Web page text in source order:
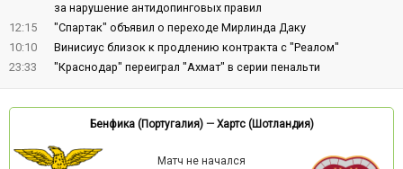
за нарушение антидопинговых правил
12:15
"Спартак" объявил о переходе Мирлинда Даку
10:10
Винисиус близок к продлению контракта с "Реалом"
23:33
"Краснодар" переиграл "Ахмат" в серии пенальти
Бенфика (Португалия)— Хартс (Шотландия)
Матч не начался